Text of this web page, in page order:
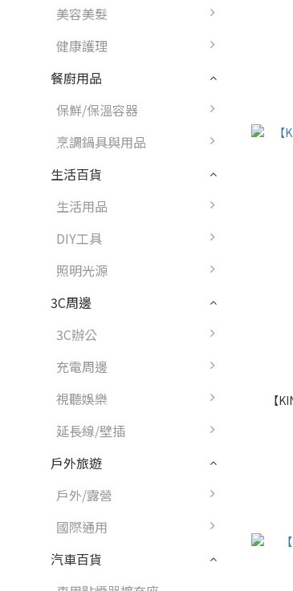
美容美髮
健康護理
餐廚用品
保鮮/保溫容器
烹調鍋具與用品
生活百貨
生活用品
DIY工具
照明光源
3C周邊
3C辦公
充電周邊
視聽娛樂
延長線/壁插
戶外旅遊
戶外/露營
國際通用
汽車百貨
【